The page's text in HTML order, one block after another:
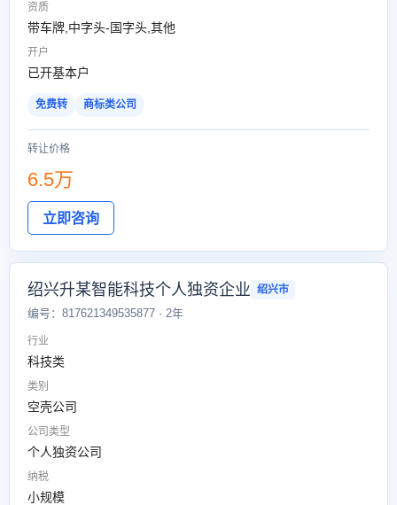
资质
带车牌,中字头-国字头,其他
开户
已开基本户
免费转 商标类公司
转让价格
6.5万
立即咨询
绍兴升某智能科技个人独资企业 绍兴市
编号：817621349535877 · 2年
行业
科技类
类别
空壳公司
公司类型
个人独资公司
纳税
小规模